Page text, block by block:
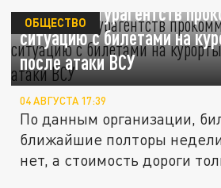
В Альянсе турагентств
ситуацию с билетами на
после атаки ВСУ
ОБЩЕСТВО
04 АВГУСТА 17:39
По данным организации,
ближайшие полторы
нет, а стоимость дороги